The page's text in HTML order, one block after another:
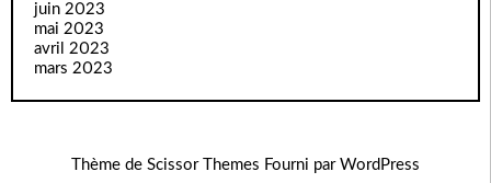
juin 2023
mai 2023
avril 2023
mars 2023
Thème de Scissor Themes Fourni par WordPress